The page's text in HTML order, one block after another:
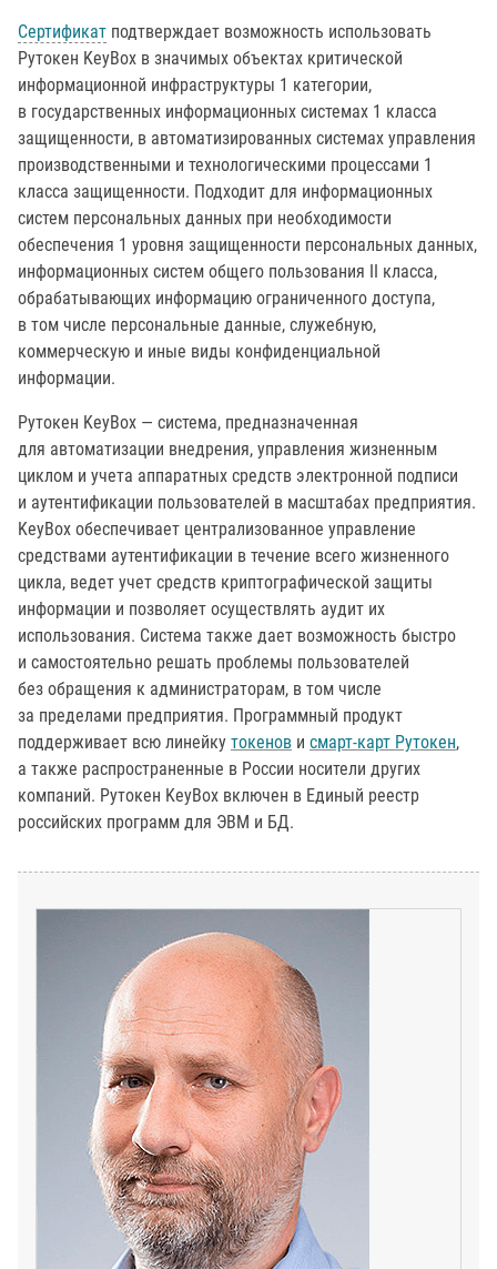
Сертификат подтверждает возможность использовать
Рутокен KeyBox в значимых объектах критической
информационной инфраструктуры 1 категории,
в государственных информационных системах 1 класса
защищенности, в автоматизированных системах управления
производственными и технологическими процессами 1
класса защищенности. Подходит для информационных
систем персональных данных при необходимости
обеспечения 1 уровня защищенности персональных данных,
информационных систем общего пользования II класса,
обрабатывающих информацию ограниченного доступа,
в том числе персональные данные, служебную,
коммерческую и иные виды конфиденциальной
информации.
Рутокен KeyBox — система, предназначенная
для автоматизации внедрения, управления жизненным
циклом и учета аппаратных средств электронной подписи
и аутентификации пользователей в масштабах предприятия.
KeyBox обеспечивает централизованное управление
средствами аутентификации в течение всего жизненного
цикла, ведет учет средств криптографической защиты
информации и позволяет осуществлять аудит их
использования. Система также дает возможность быстро
и самостоятельно решать проблемы пользователей
без обращения к администраторам, в том числе
за пределами предприятия. Программный продукт
поддерживает всю линейку токенов и смарт-карт Рутокен,
а также распространенные в России носители других
компаний. Рутокен KeyBox включен в Единый реестр
российских программ для ЭВМ и БД.